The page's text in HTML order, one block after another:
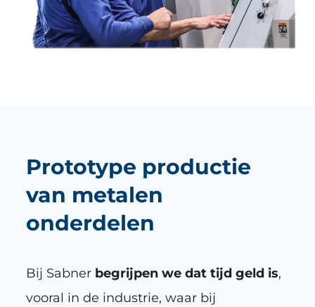
Prototype productie
van metalen
onderdelen
Bij Sabner begrijpen we dat tijd geld is,
vooral in de industrie, waar bij